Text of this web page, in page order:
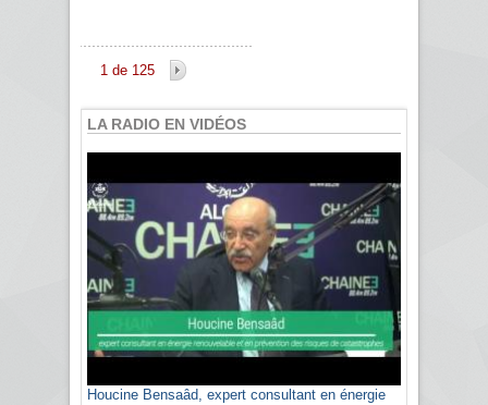
1 de 125
LA RADIO EN VIDÉOS
Houcine Bensaâd, expert consultant en énergie